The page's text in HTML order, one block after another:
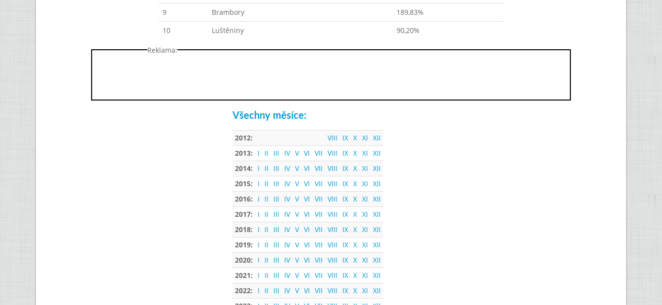
9
Brambory
189,83%
10
Luštěniny 90,20%
Reklama:
Všechny měsíce:
2012: VIII IX X XI XII
2013:
I II III IV V VI VII VIII IX X XI XII
2014:
I II III IV V VI VII VIII IX X XI XII
2015:
I II III IV V VI VII VIII IX X XI XII
2016:
I II III IV V VI VII VIII IX X XI XII
2017:
I II III IV V VI VII VIII IX X XI XII
2018:
I II III IV V VI VII VIII IX X XI XII
2019:
I II III IV V VI VII VIII IX X XI XII
2020:
I II III IV V VI VII VIII IX X XI XII
2021:
I II III IV V VI VII VIII IX X XI XII
2022:
I II III IV V VI VII VIII IX X XI XII